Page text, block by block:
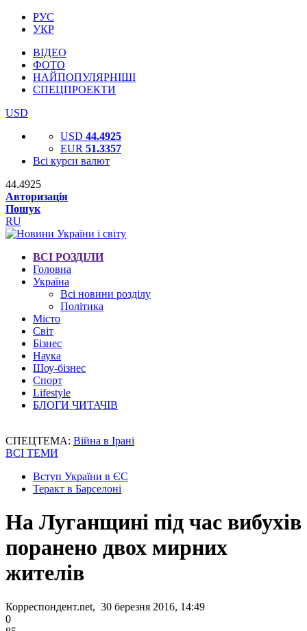
РУС
УКР
ВІДЕО
ФОТО
НАЙПОПУЛЯРНІШІ
СПЕЦПРОЕКТИ
USD
USD 44.4925
EUR 51.3357
Всі курси валют
44.4925
Авторизація
Пошук
RU
ВСІ РОЗДІЛИ
Головна
Україна
Всі новини розділу
Політика
Місто
Світ
Бізнес
Наука
Шоу-бізнес
Спорт
Lifestyle
БЛОГИ ЧИТАЧІВ
СПЕЦТЕМА: Війна в Ірані
ВСІ ТЕМИ
Вступ України в ЄС
Теракт в Барселоні
На Луганщині під час вибухів
поранено двох мирних
жителів
Корреспондент.net, 30 березня 2016, 14:49
0